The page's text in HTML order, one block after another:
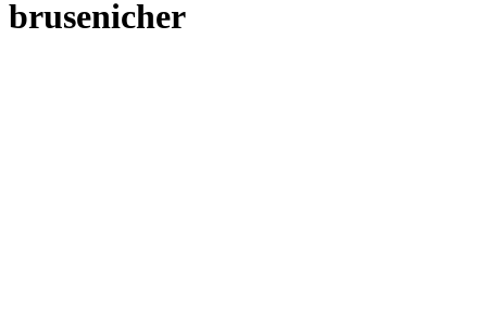
brusenicher